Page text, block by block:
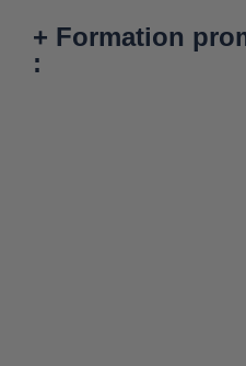
+ Formation
: